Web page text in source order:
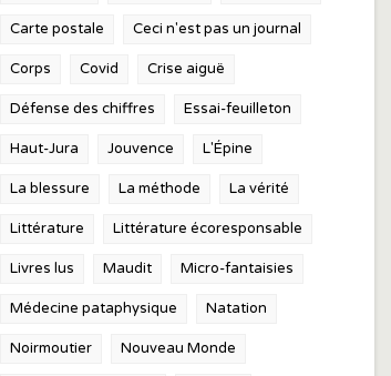
Carte postale Ceci n'est pas un journal
Corps Covid Crise aiguë
Défense des chiffres Essai-feuilleton
Haut-Jura Jouvence L'Épine
La blessure La méthode La vérité
Littérature Littérature écoresponsable
Livres lus Maudit Micro-fantaisies
Médecine pataphysique Natation
Noirmoutier Nouveau Monde